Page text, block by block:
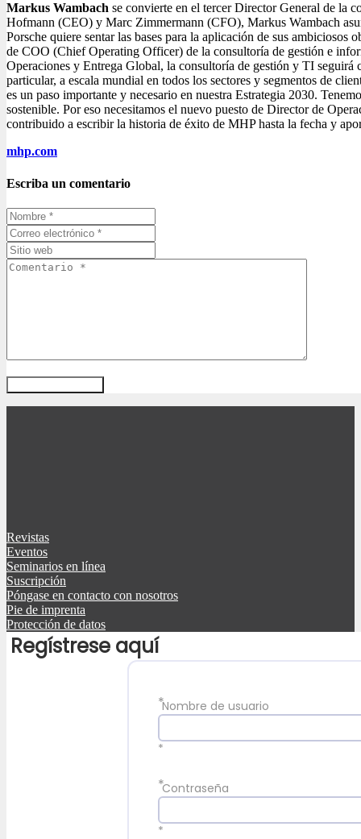
Markus Wambach se convierte en el tercer Director General de la
Hofmann (CEO) y Marc Zimmermann (CFO), Markus Wambach
Porsche quiere sentar las bases para la aplicación de sus
de COO (Chief Operating Officer) de la consultoría de gestión e
Operaciones y Entrega Global, la consultoría de gestión y TI seguirá
particular, a escala mundial en todos los sectores y segmentos de
es un paso importante y necesario en nuestra Estrategia 2030.
sostenible. Por eso necesitamos el nuevo puesto de Director de
contribuido a escribir la historia de éxito de MHP hasta la fecha y
mhp.com
Escriba un comentario
Revistas
Eventos
Seminarios en línea
Suscripción
Póngase en contacto con nosotros
Pie de imprenta
Protección de datos
Regístrese aquí
*Nombre de usuario
*
*Contraseña
*